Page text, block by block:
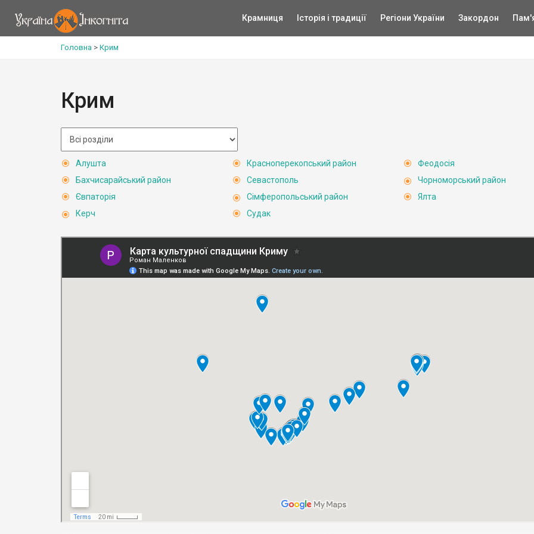
Крамниця Історія і традиції Регіони України Закордон
Головна > Крим
Крим
Алушта
Бахчисарайський район
Євпаторія
Керч
Красноперекопський район
Севастополь
Сімферопольський район
Судак
Феодосія
Чорноморський район
Ялта